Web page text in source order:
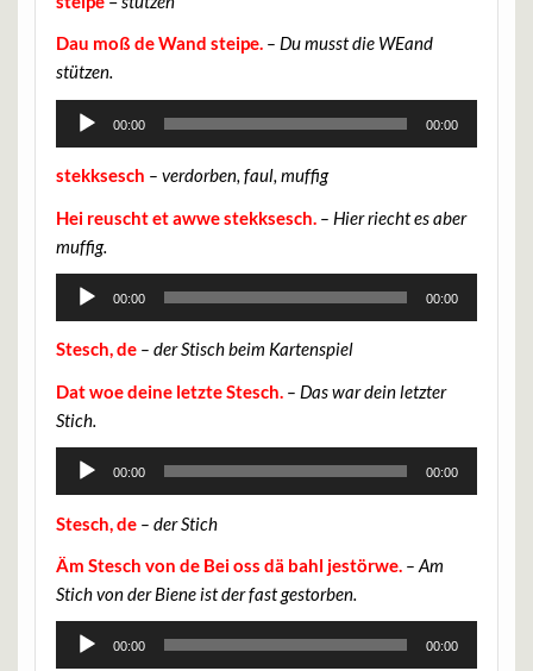
Dau moß de Wand steipe. – Du musst die WEand
stützen.
Audio-
00:00 00:00
stekksesch – verdorben, faul, muffig
Hei reuscht et awwe stekksesch. – Hier riecht es aber
muffig.
Audio-
00:00 00:00
Stesch, de – der Stisch beim Kartenspiel
Dat woe deine letzte Stesch. – Das war dein letzter
Stich.
Audio-
00:00 00:00
Stesch, de – der Stich
Äm Stesch von de Bei oss dä bahl jestörwe. – Am
Stich von der Biene ist der fast gestorben.
Audio-
00:00 00:00